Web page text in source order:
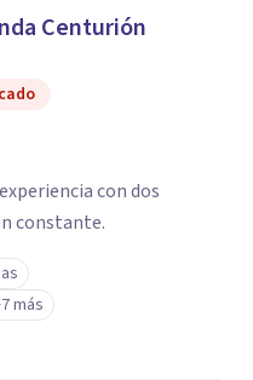
Centurión
con dos
constante.
más